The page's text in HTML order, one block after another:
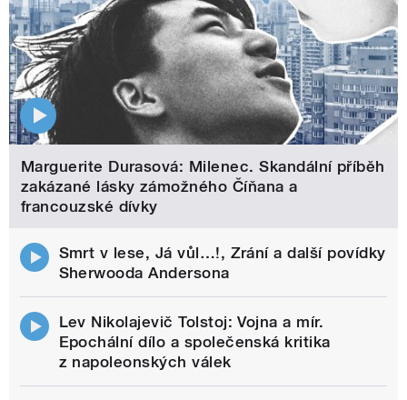
Marguerite Durasová: Milenec. Skandální příběh
zakázané lásky zámožného Číňana a
francouzské dívky
Smrt v lese, Já vůl…!, Zrání a další povídky
Sherwooda Andersona
Lev Nikolajevič Tolstoj: Vojna a mír.
Epochální dílo a společenská kritika
z napoleonských válek